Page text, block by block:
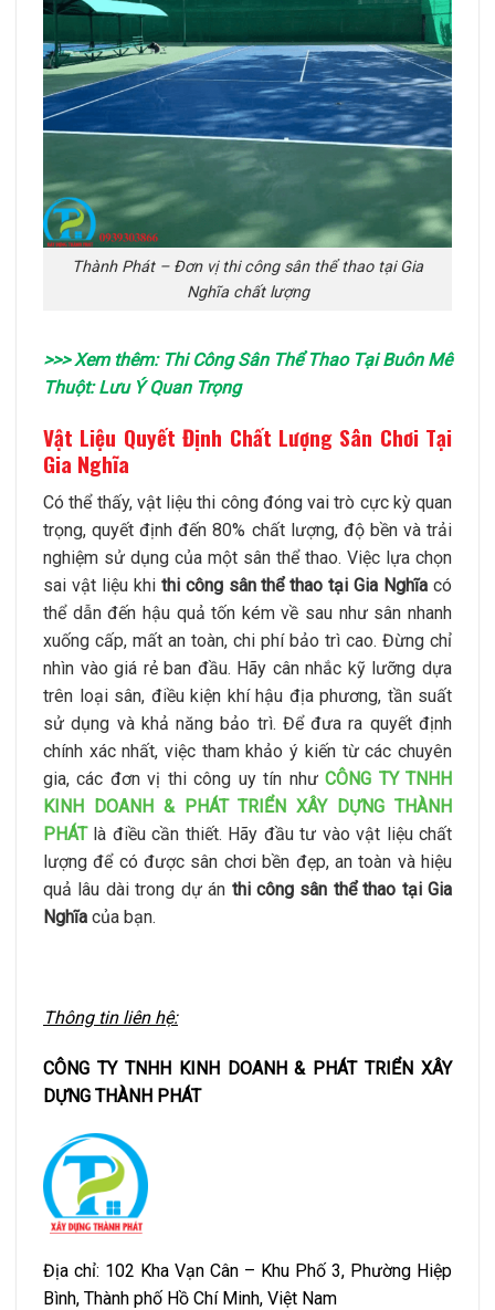
Thành Phát – Đơn vị thi công sân thể thao tại Gia
Nghĩa chất lượng
>>> Xem thêm: Thi Công Sân Thể Thao Tại Buôn Mê
Thuột: Lưu Ý Quan Trọng
Vật Liệu Quyết Định Chất Lượng Sân Chơi Tại
Gia Nghĩa
Có thể thấy, vật liệu thi công đóng vai trò cực kỳ quan
trọng, quyết định đến 80% chất lượng, độ bền và trải
nghiệm sử dụng của một sân thể thao. Việc lựa chọn
sai vật liệu khi thi công sân thể thao tại Gia Nghĩa có
thể dẫn đến hậu quả tốn kém về sau như sân nhanh
xuống cấp, mất an toàn, chi phí bảo trì cao. Đừng chỉ
nhìn vào giá rẻ ban đầu. Hãy cân nhắc kỹ lưỡng dựa
trên loại sân, điều kiện khí hậu địa phương, tần suất
sử dụng và khả năng bảo trì. Để đưa ra quyết định
chính xác nhất, việc tham khảo ý kiến từ các chuyên
gia, các đơn vị thi công uy tín nhưCÔNG TY TNHH
KINH DOANH & PHÁT TRIỂN XÂY DỰNG THÀNH
PHÁTlà điều cần thiết. Hãy đầu tư vào vật liệu chất
lượng để có được sân chơi bền đẹp, an toàn và hiệu
quả lâu dài trong dự án thi công sân thể thao tại Gia
Nghĩa của bạn.
Thông tin liên hệ:
CÔNG TY TNHH KINH DOANH & PHÁT TRIỂN XÂY
DỰNG THÀNH PHÁT
Địa chỉ: 102 Kha Vạn Cân – Khu Phố 3, Phường Hiệp
Bình, Thành phố Hồ Chí Minh, Việt Nam